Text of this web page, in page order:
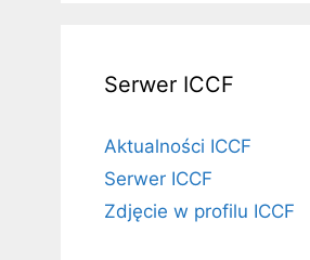
Serwer ICCF
Aktualności ICCF
Serwer ICCF
Zdjęcie w profilu ICCF